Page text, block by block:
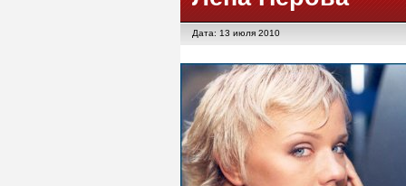
Дата: 13 июля 2010